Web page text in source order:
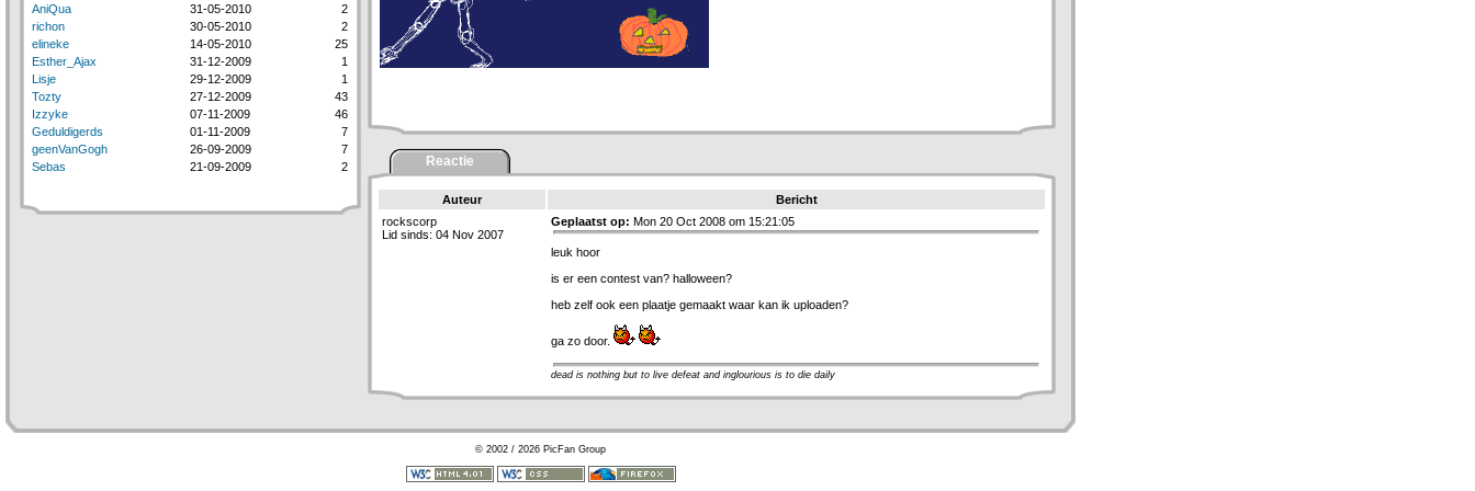
AniQua 31-05-2010
2
richon
30-05-2010
2
elineke
14-05-2010
25
Esther_Ajax
31-12-2009
1
Lisje
29-12-2009
1
Tozty
27-12-2009
43
Izzyke
07-11-2009
46
Geduldigerds
01-11-2009
7
geenVanGogh
26-09-2009
7
Sebas
21-09-2009 2 Reactie
Auteur
Bericht
rockscorp
Lid sinds: 04 Nov 2007
Geplaatst op: Mon 20 Oct 2008 om 15:21:05
leuk hoor
is er een contest van? halloween?
heb zelf ook een plaatje gemaakt waar kan ik uploaden?
ga zo door.
dead is nothing but to live defeat and inglourious is to die daily
© 2002 / 2026 PicFan Group